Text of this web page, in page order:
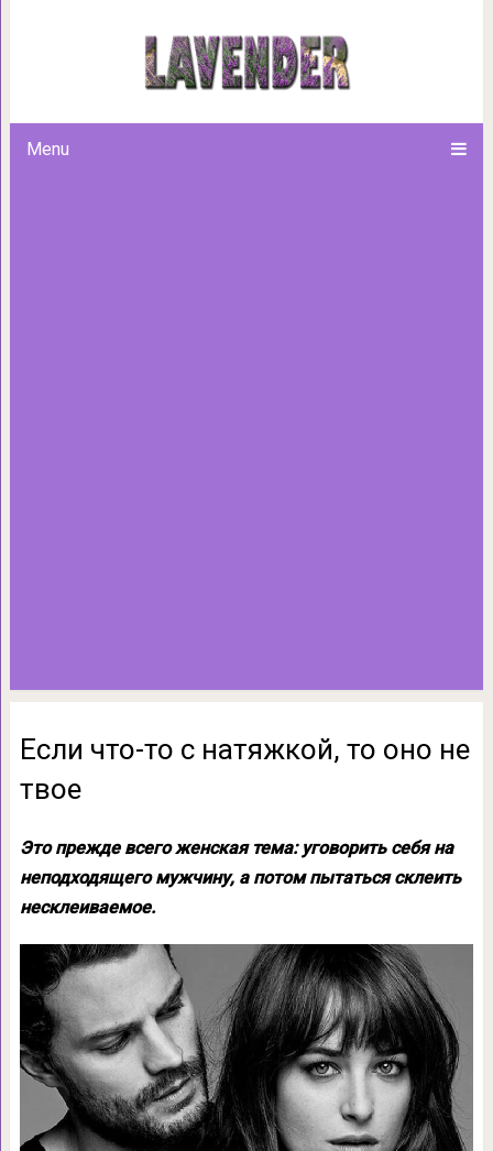
Menu
Если что-то с
Если что-то с натяжкой, то оно не
твое
Это прежде всего женская тема: уговорить себя на
неподходящего мужчину, а потом пытаться склеить
несклеиваемое.